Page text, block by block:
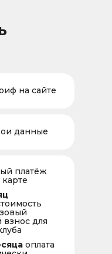
на сайте
данные
оплата
взнос для
платёж